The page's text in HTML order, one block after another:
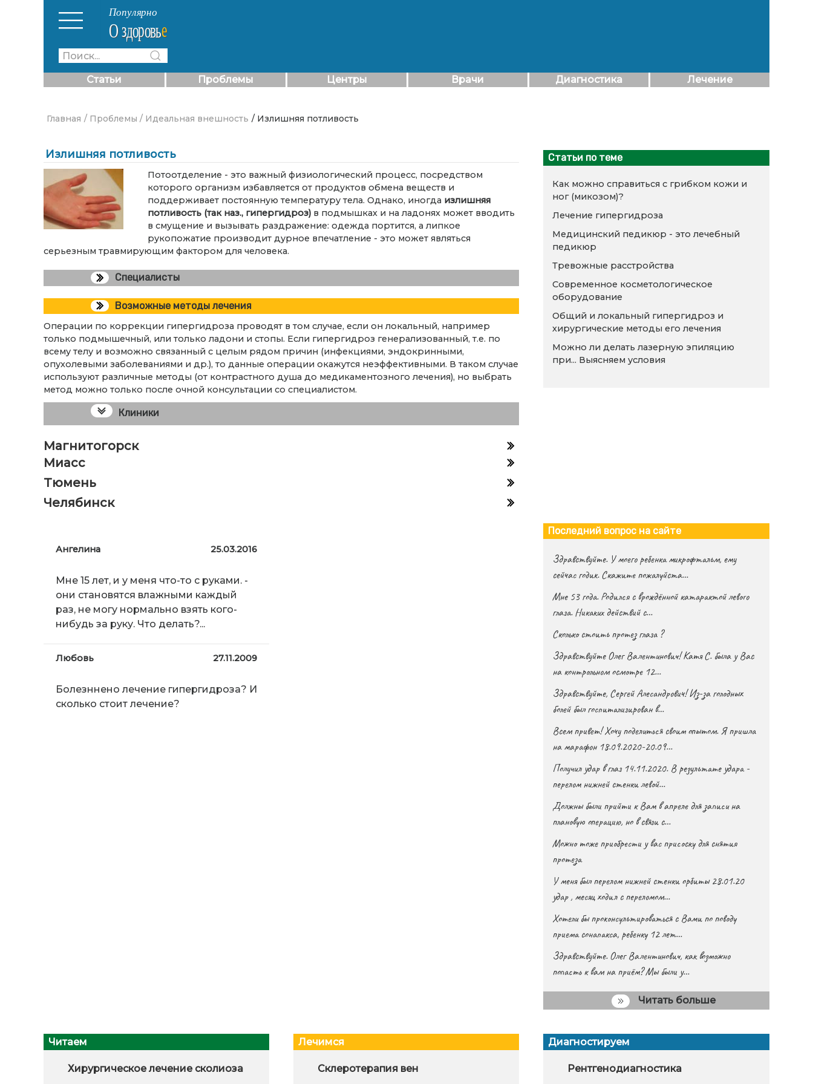
Статьи Проблемы Центры Врачи Диагностика Лечение
Главная / Проблемы / Идеальная внешность / Излишняя потливость
Излишняя потливость
Потоотделение - это важный физиологический процесс, посредством
которого организм избавляется от продуктов обмена веществ и
поддерживает постоянную температуру тела. Однако, иногда излишняя
потливость (так наз., гипергидроз) в подмышках и на ладонях может вводить
в смущение и вызывать раздражение: одежда портится, а липкое
рукопожатие производит дурное впечатление - это может являться
серьезным травмирующим фактором для человека.
Специалисты
Возможные методы лечения
Операции по коррекции гипергидроза проводят в том случае, если он локальный, например
только подмышечный, или только ладони и стопы. Если гипергидроз генерализованный, т.е. по
всему телу и возможно связанный с целым рядом причин (инфекциями, эндокринными,
опухолевыми заболеваниями и др.), то данные операции окажутся неэффективными. В таком случае
используют различные методы (от контрастного душа до медикаментозного лечения), но выбрать
метод можно только после очной консультации со специалистом.
Клиники
Магнитогорск
Миасс
Тюмень
Челябинск
Статьи по теме
Как можно справиться с грибком кожи и
ног (микозом)?
Лечение гипергидроза
Медицинский педикюр - это лечебный
педикюр
Тревожные расстройства
Современное косметологическое
оборудование
Общий и локальный гипергидроз и
хирургические методы его лечения
Можно ли делать лазерную эпиляцию
при... Выясняем условия
Ангелина 25.03.2016
Мне 15 лет, и у меня что-то с руками. -
они становятся влажными каждый
раз, не могу нормально взять кого-
нибудь за руку. Что делать?...
Любовь 27.11.2009
Болезннено лечение гипергидроза? И
сколько стоит лечение?
Последний вопрос на сайте
Здравствуйте. У моего ребенка микрофтальм, ему
сейчас годик. Скажите пожалуйста…
Мне 53 года. Родился с врождённой катарактой левого
глаза. Никаких действий с…
Сколько стоить протез глаза ?
Здравствуйте Олег Валентинович! Катя С. была у Вас
на контрольном осмотре 12…
Здравствуйте, Сергей Алесандрович! Из-за голодных
болей был госпитализирован в…
Всем привет! Хочу поделиться своим опытом. Я пришла
на марафон 18.09.2020-20.09…
Получил удар в глаз 14.11.2020. В результате удара -
перелом нижней стенки левой…
Должны были прийти к Вам в апреле для записи на
плановую операцию, но в связи с…
Можно тоже приобрести у вас присоску для снятия
протеза
У меня был перелом нижней стенки орбиты 28.01.20
удар , месяц ходил с переломом…
Хотели бы проконсультироваться с Вами по поводу
приема сонапакса, ребенку 12 лет…
Здравствуйте. Олег Валентинович, как возможно
попасть к вам на приём? Мы были у…
Читать больше
Читаем
Хирургическое лечение сколиоза Плавание и закаливание детей
Отдайте себя в руки специалиста
Лечимся
Склеротерапия вен Криосауна
Диагностируем
Рентгенодиагностика